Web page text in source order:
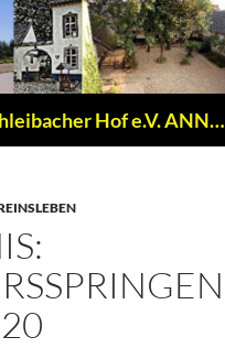
Reiterverein Schleibacher Hof e.V. ANNO 1977